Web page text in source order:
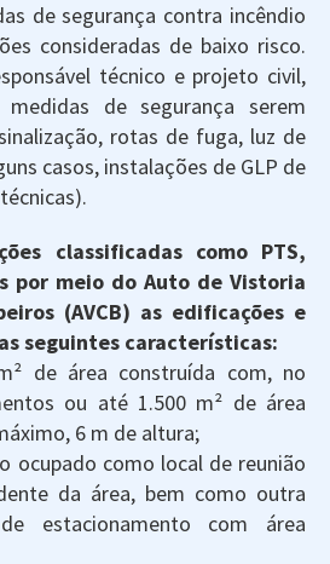
de segurança contra incêndio
consideradas de baixo risco.
técnico e projeto civil,
de segurança serem
rotas de fuga, luz de
casos, instalações de GLP de
classificadas como PTS,
por meio do Auto de Vistoria
(AVCB) as edificações e
seguintes características:
de área construída com, no
ou até 1.500 m² de área
6 m de altura;
ocupado como local de reunião
da área, bem como outra
estacionamento com área